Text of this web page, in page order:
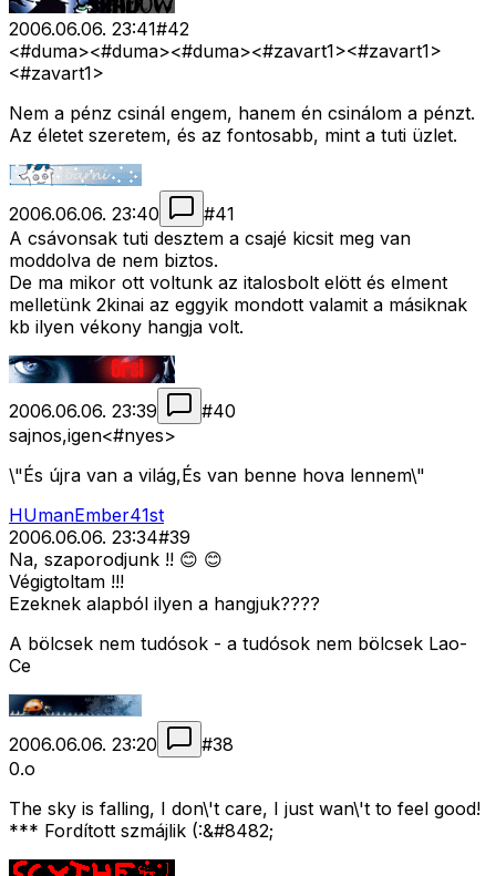
2006.06.06. 23:41#42
<#duma><#duma><#duma><#zavart1><#zavart1>
<#zavart1>
Nem a pénz csinál engem, hanem én csinálom a pénzt.
Az életet szeretem, és az fontosabb, mint a tuti üzlet.
2006.06.06. 23:40 #41
A csávonsak tuti desztem a csajé kicsit meg van
moddolva de nem biztos.
De ma mikor ott voltunk az italosbolt elött és elment
melletünk 2kinai az eggyik mondott valamit a másiknak
kb ilyen vékony hangja volt.
2006.06.06. 23:39 #40
sajnos,igen<#nyes>
\"És újra van a világ,És van benne hova lennem\"
HUmanEmber41st
2006.06.06. 23:34#39
Na, szaporodjunk !! 😊 😊
Végigtoltam !!!
Ezeknek alapból ilyen a hangjuk????
A bölcsek nem tudósok - a tudósok nem bölcsek Lao-
Ce
2006.06.06. 23:20 #38
0.o
The sky is falling, I don\'t care, I just wan\'t to feel good!
*** Fordított szmájlik (:&#8482;